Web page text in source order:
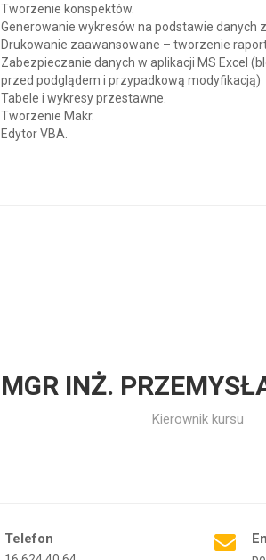
Tworzenie konspektów.
Generowanie wykresów na podstawie danych
Drukowanie zaawansowane – tworzenie
Zabezpieczanie danych w aplikacji MS Excel
przed podglądem i przypadkową modyfikacją)
Tabele i wykresy przestawne.
Tworzenie Makr.
Edytor VBA.
MGR INŻ.
Kierownik kursu
Telefon